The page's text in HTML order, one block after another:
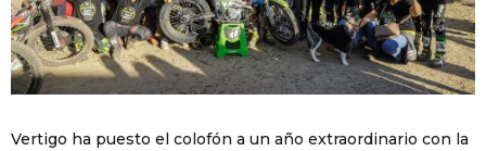
Vertigo ha puesto el colofón a un año extraordinario con la